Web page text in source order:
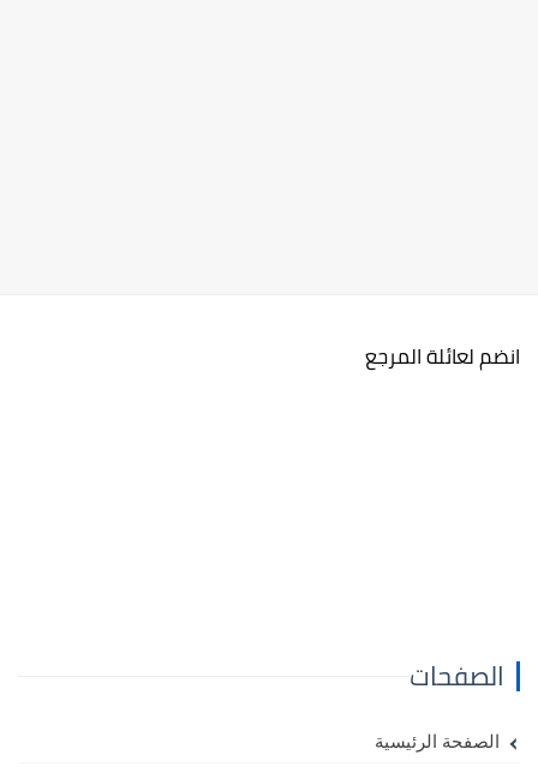
انضم لعائلة المرجع
الصفحات
الصفحة الرئيسية